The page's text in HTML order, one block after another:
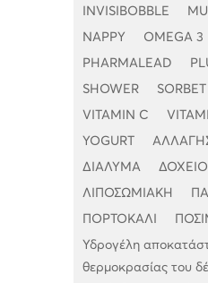
INVISIBOBBLE
NAPPY OMEGA 3
PHARMALEAD
SHOWER SORBET
VITAMIN C
YOGURT
ΔΙΑΛΥΜΑ ΔΟΧΕΙΟ
ΛΙΠΟΣΩΜΙΑΚΗ
ΠΟΡΤΟΚΑΛΙ
Υδρογέλη
θερμοκρασίας του